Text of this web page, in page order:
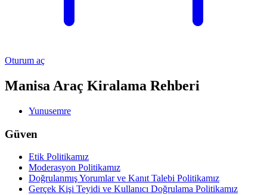
Oturum aç
Manisa Araç Kiralama Rehberi
Yunusemre
Güven
Etik Politikamız
Moderasyon Politikamız
Doğrulanmış Yorumlar ve Kanıt Talebi Politikamız
Gerçek Kişi Teyidi ve Kullanıcı Doğrulama Politikamız